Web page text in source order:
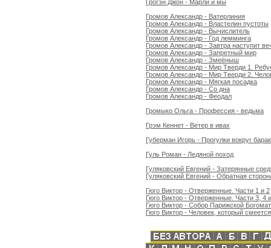
Грогэн Джон - Марли и мы
Громов Александр - Ватерлиния
Громов Александр - Властелин пустоты
Громов Александр - Вычислитель
Громов Александр - Год лемминга
Громов Александр - Завтра наступит
Громов Александр - Запретный мир
Громов Александр - Змеёныш
Громов Александр - Мир Тверди 1.
Громов Александр - Мир Тверди 2.
Громов Александр - Мягкая посадка
Громов Александр - Со дна
Громов Александр - Феодал
Громыко Ольга - Профессия - ведьма
Грэм Кеннет - Ветер в ивах
Губерман Игорь - Прогулки вокруг
Гуль Роман - Ледяной поход
Гуляковский Евгений - Затерянные
Гуляковский Евгений - Обратная
Гюго Виктор - Отверженные. Части 1 и 2
Гюго Виктор - Отверженные. Части 3, 4
Гюго Виктор - Собор Парижской
Гюго Виктор - Человек, который смеется